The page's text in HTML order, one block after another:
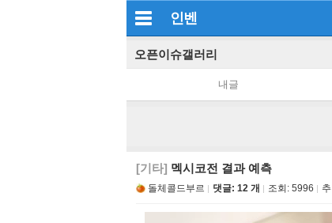
인벤
오픈이슈갤러리
내글
[기타] 멕시코전 결과 예측
돌체콜드부르 댓글: 12 개 조회: 5996